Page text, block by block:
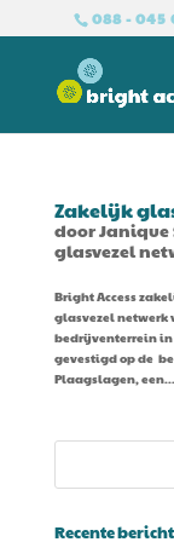
088 - 045
Zakelijk
doorJanique
glasvezel
Bright Access
glasvezel netwerk
bedrijventerrein in
gevestigd op de
Plaagslagen, een...
Recente